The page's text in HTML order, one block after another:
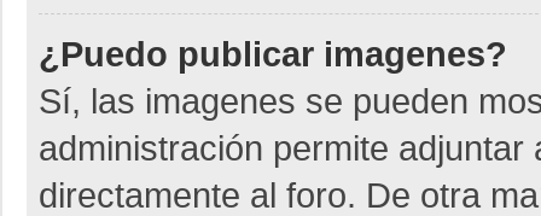
¿Puedo publicar imagenes?
Sí, las imagenes se pueden
administración permite
directamente al foro. De otra